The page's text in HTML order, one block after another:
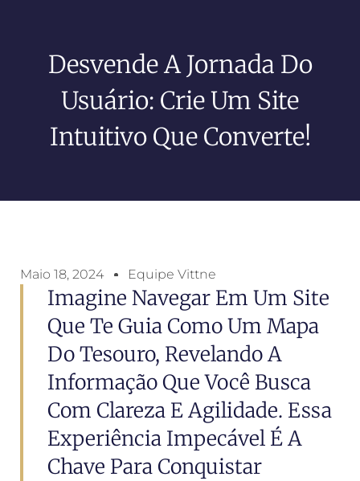
Desvende A Jornada Do
Usuário: Crie Um Site
Intuitivo Que Converte!
Maio 18, 2024 Equipe Vittne
Imagine Navegar Em Um Site
Que Te Guia Como Um Mapa
Do Tesouro, Revelando A
Informação Que Você Busca
Com Clareza E Agilidade. Essa
Experiência Impecável É A
Chave Para Conquistar